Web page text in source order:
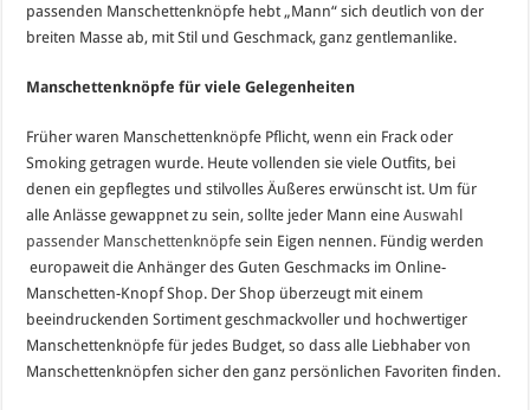
passenden Manschettenknöpfe hebt „Mann“ sich deutlich von der
breiten Masse ab, mit Stil und Geschmack, ganz gentlemanlike.
Manschettenknöpfe für viele Gelegenheiten
Früher waren Manschettenknöpfe Pflicht, wenn ein Frack oder
Smoking getragen wurde. Heute vollenden sie viele Outfits, bei
denen ein gepflegtes und stilvolles Äußeres erwünscht ist. Um für
alle Anlässe gewappnet zu sein, sollte jeder Mann eineAuswahl
passender Manschettenknöpfe sein Eigen nennen. Fündig werden
europaweit die Anhänger des Guten Geschmacks im Online-
Manschetten-Knopf Shop. Der Shop überzeugt mit einem
beeindruckenden Sortiment geschmackvoller und hochwertiger
Manschettenknöpfe für jedes Budget, so dass alle Liebhaber von
Manschettenknöpfen sicher den ganz persönlichen Favoriten finden.